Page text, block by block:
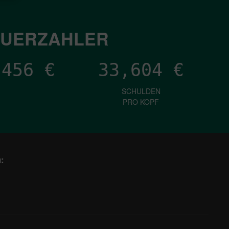
€ 33,604 €
SCHULDEN
PRO KOPF